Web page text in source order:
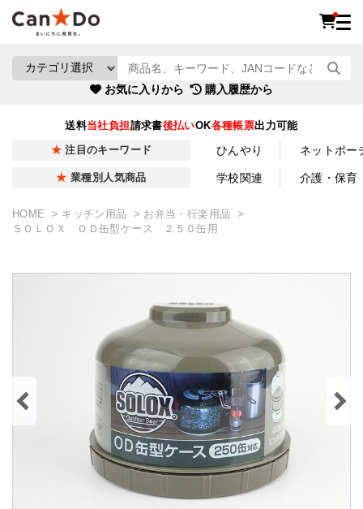
お気に入りから 購入履歴から
送料当社負担請求書後払いOK各種帳票出力可能
注目のキーワード ひんやり ネットポー
業種別人気商品 学校関連 介護・保育
HOME キッチン用品
お弁当・行楽用品
ＳＯＬＯＸ ＯＤ缶型ケース ２５０缶用